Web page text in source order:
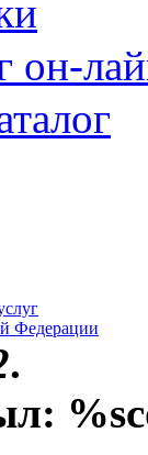
он-
.